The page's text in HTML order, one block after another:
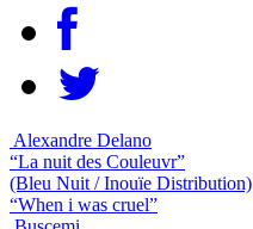
Alexandre Delano
“La nuit des Couleuvr”
(Bleu Nuit / Inouïe Distribution)
“When i was cruel”